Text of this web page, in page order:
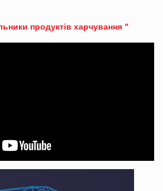
продуктів харчування "